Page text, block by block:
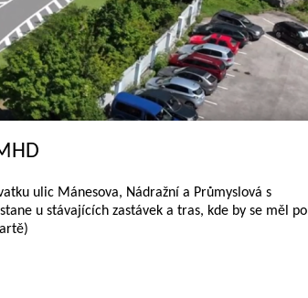
ulic Mánesova, Nádražní a Průmyslová s
u stávajících zastávek a tras, kde by se měl po